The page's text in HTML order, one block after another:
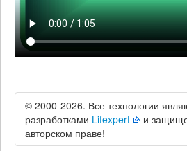
© 2000-2026. Все технологии
разработками Lifexpert
и
авторском праве!